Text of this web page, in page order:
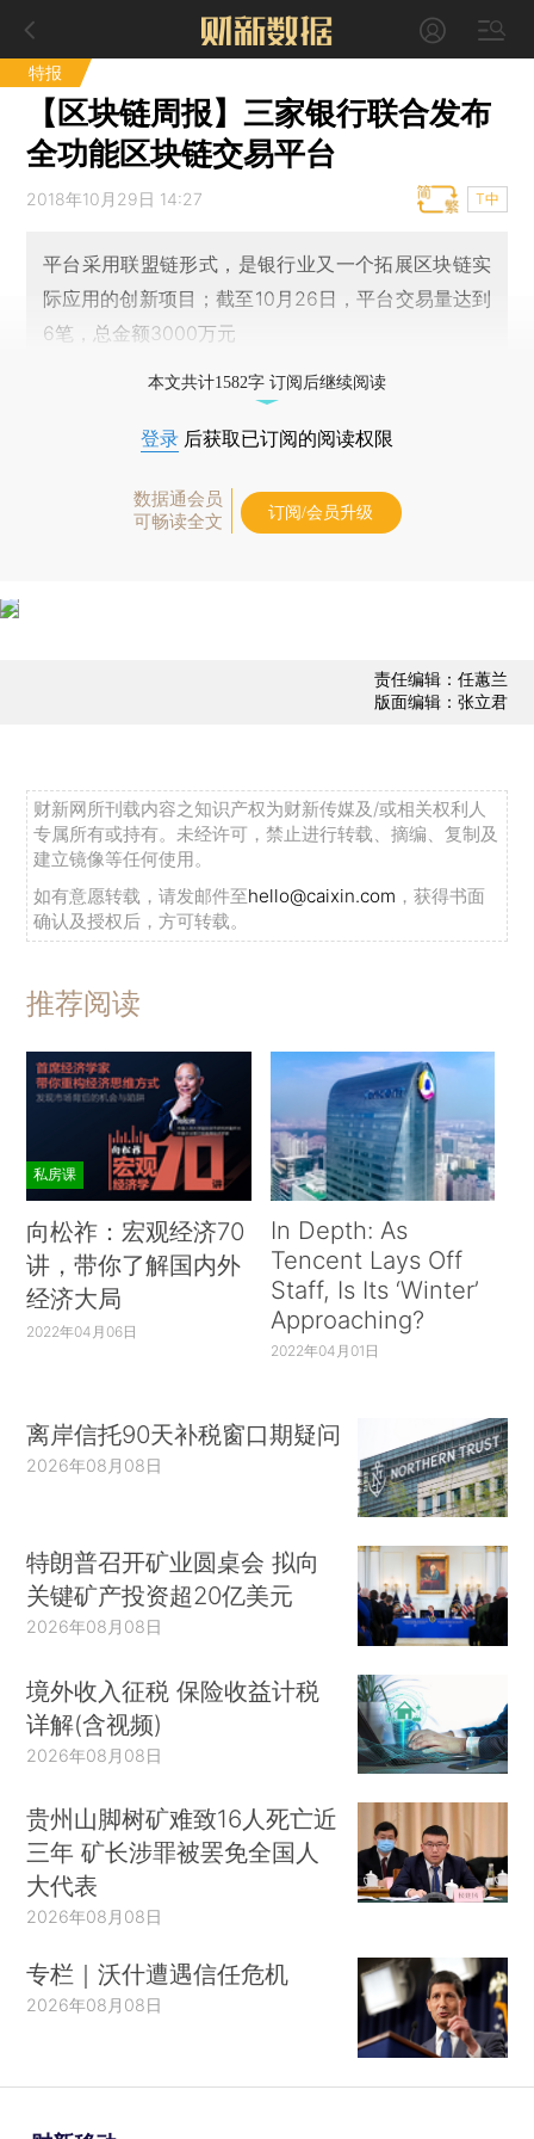
特报
【区块链周报】三家银行联合发布
全功能区块链交易平台
2018年10月29日 14:27 T中
平台采用联盟链形式，是银行业又一个拓展区块链实
际应用的创新项目；截至10月26日，平台交易量达到
6笔，总金额3000万元
本文共计1582字 订阅后继续阅读
登录 后获取已订阅的阅读权限
数据通会员
可畅读全文
订阅/会员升级
责任编辑：任蕙兰
版面编辑：张立君
财新网所刊载内容之知识产权为财新传媒及/或相关权利人
专属所有或持有。未经许可，禁止进行转载、摘编、复制及
建立镜像等任何使用。
如有意愿转载，请发邮件至hello@caixin.com ，获得书面
确认及授权后，方可转载。
推荐阅读
私房课
向松祚：宏观经济70
讲，带你了解国内外
经济大局
2022年04月06日
In Depth: As
Tencent Lays Off
Staff, Is Its ‘Winter’
Approaching?
2022年04月01日
离岸信托90天补税窗口期疑问
2026年08月08日
特朗普召开矿业圆桌会 拟向
关键矿产投资超20亿美元
2026年08月08日
境外收入征税 保险收益计税
详解(含视频)
2026年08月08日
贵州山脚树矿难致16人死亡近
三年 矿长涉罪被罢免全国人
大代表
2026年08月08日
专栏｜沃什遭遇信任危机
2026年08月08日